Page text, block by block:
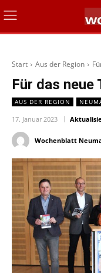
Start Aus der Region
Für das
AUS DER REGION
17. Januar 2023
Wochenblatt